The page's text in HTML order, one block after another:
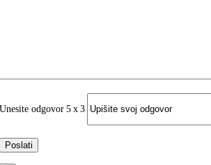
Unesite odgovor 5 x 3